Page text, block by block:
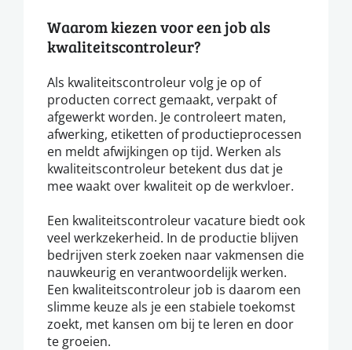
Waarom kiezen voor een job als
kwaliteitscontroleur?
Als kwaliteitscontroleur volg je op of
producten correct gemaakt, verpakt of
afgewerkt worden. Je controleert maten,
afwerking, etiketten of productieprocessen
en meldt afwijkingen op tijd. Werken als
kwaliteitscontroleur betekent dus dat je
mee waakt over kwaliteit op de werkvloer.
Een kwaliteitscontroleur vacature biedt ook
veel werkzekerheid. In de productie blijven
bedrijven sterk zoeken naar vakmensen die
nauwkeurig en verantwoordelijk werken.
Een kwaliteitscontroleur job is daarom een
slimme keuze als je een stabiele toekomst
zoekt, met kansen om bij te leren en door
te groeien.